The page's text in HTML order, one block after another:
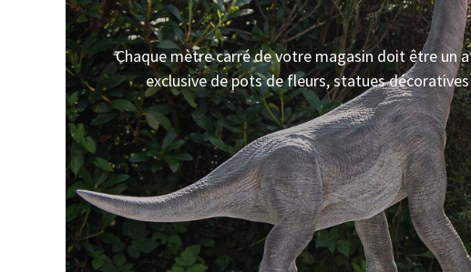
Chaque mètre carré de votre magasin doit être un
exclusive de pots de fleurs, statues